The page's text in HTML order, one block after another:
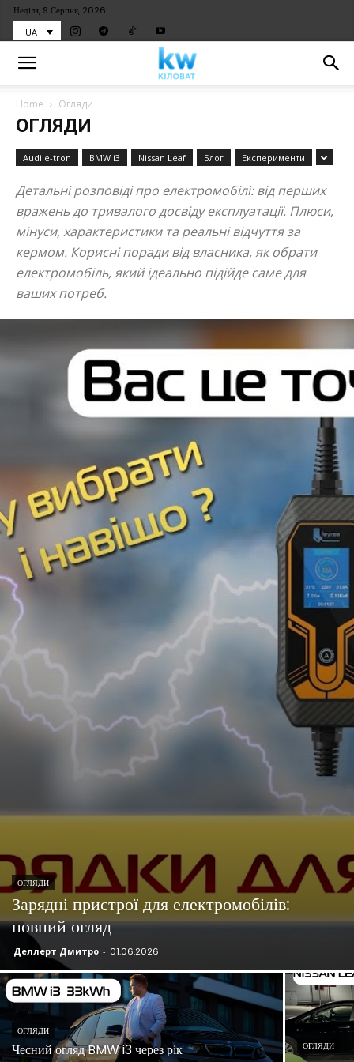
Неділя, 9 Серпня, 2026
UA
Home Огляди
ОГЛЯДИ
Audi e-tron BMW i3 Nissan Leaf Блог Експерименти
Детальні розповіді про електромобілі: від перших
вражень до тривалого досвіду експлуатації. Плюси,
мінуси, характеристики та реальні відчуття за
кермом. Корисні поради від власника, як обрати
електромобіль, який ідеально підійде саме для
ваших потреб.
ОГЛЯДИ
Зарядні пристрої для електромобілів:
повний огляд
Деллерт Дмитро - 01.06.2026
ОГЛЯДИ
Чесний огляд BMW i3 через рік
ОГЛЯДИ